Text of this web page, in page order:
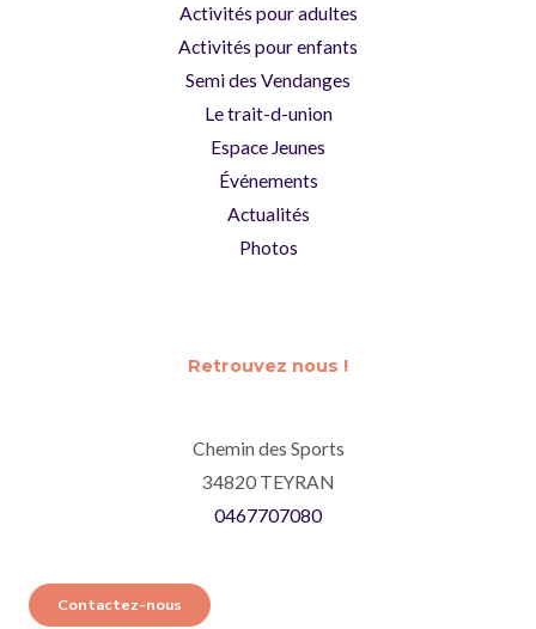
Activités pour adultes
Activités pour enfants
Semi des Vendanges
Le trait-d-union
Espace Jeunes
Événements
Actualités
Photos
Retrouvez nous !
Chemin des Sports
34820 TEYRAN
0467707080
Contactez-nous